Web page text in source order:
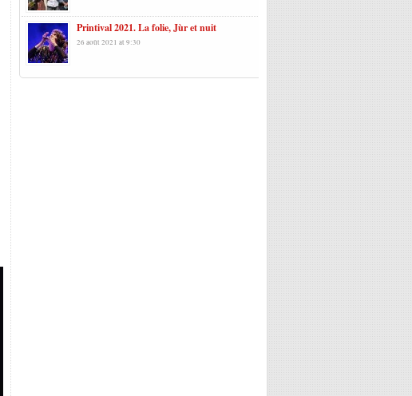
Printival 2021. La folie, Jùr et nuit
26 août 2021 at 9:30